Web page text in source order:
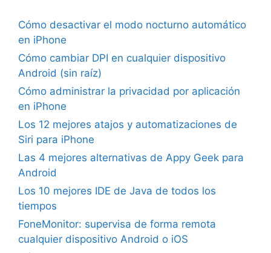
Cómo desactivar el modo nocturno automático
en iPhone
Cómo cambiar DPI en cualquier dispositivo
Android (sin raíz)
Cómo administrar la privacidad por aplicación
en iPhone
Los 12 mejores atajos y automatizaciones de
Siri para iPhone
Las 4 mejores alternativas de Appy Geek para
Android
Los 10 mejores IDE de Java de todos los
tiempos
FoneMonitor: supervisa de forma remota
cualquier dispositivo Android o iOS